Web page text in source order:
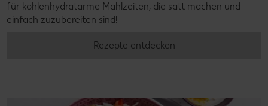
für kohlenhydratarme Mahlzeiten, die satt machen und
einfach zuzubereiten sind!
Rezepte entdecken